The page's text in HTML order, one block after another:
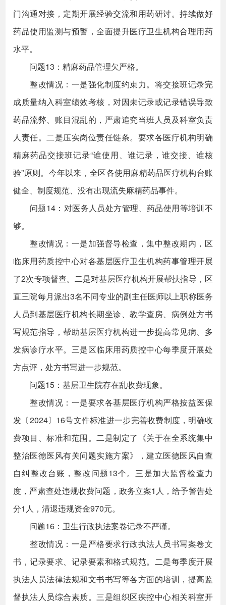
门沟通对接，定期开展经验交流和用药研讨。持续做好
药品使用监测与预警，全面提升医疗卫生机构合理用药
水平。
问题13：精麻药品管理欠严格。
整改情况：一是强化制度约束力。将交接班记录完
成质量纳入科室绩效考核，对因未记录或记录错误导致
药品流弊、账目混乱的，严肃追究当班人员及科室负责
人责任。二是压实岗位责任链条。要求各医疗机构明确
精麻药品交接班记录“谁使用、谁记录，谁交接、谁核
验”原则。今年以来，全区各使用麻精药品医疗机构台账
健全、制度规范、没有出现流失麻精药品事件。
问题14：对医务人员处方管理、药品使用等培训不
够。
整改情况：一是加强督导检查，集中整改期内，区
临床用药质控中心对各基层医疗卫生机构药事管理开展
了2次专项督查。二是对基层医疗机构开展帮扶指导，区
直三院每月派出3名不同专业的副主任医师以上职称医务
人员到基层医疗机构长期坐诊、教学查房、病例处方书
写规范指导，帮助基层医疗机构进一步提高常见病、多
发病诊疗水平。三是区临床用药质控中心每季度开展处
方点评，处方书写进一步规范。
问题15：基层卫生院存在乱收费现象。
整改情况：一是要求各基层医疗机构严格按益医保
发〔2024〕16号文件标准进一步完善收费制度，明确收
费项目、标准和范围。二是制定了《关于在全系统集中
整治医德医风有关问题实施方案》，建立医德医风自查
自纠整改台账，整改问题13个。三是加大监督检查力
度，严肃查处违规收费问题，政务立案1人，给予警告处
分1人，清退违规资金970元。
问题16：卫生行政执法案卷记录不严谨。
整改情况：一是严格要求行政执法人员书写案卷文
书，记录要求、记录要素和格式规范。二是每季度开展
执法人员法律法规和文书书写等各方面的培训，提高监
督执法人员综合素质。三是组织区疾控中心相关科室开